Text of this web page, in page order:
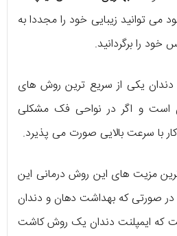
می توانید زیبایی خود را مجددا به
را برگردانید.
دندان یکی از سریع ترین روش های
است و اگر در نواحی فک مشکلی
کار با سرعت بالایی صورت می پذیرد.
مزیت های این روش درمانی این
در صورتی که بهداشت دهان و دندان
که ایمپلنت دندان یک روش کاشت